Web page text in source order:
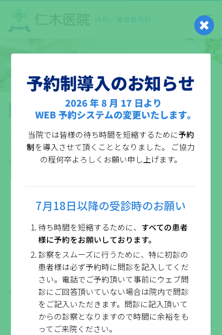
院長交代のお知らせ
2023年02月22日
8月1日より院長が交代し、診察は全ての時間帯を仁木俊
てきたこともあり、
この度現役を引退させて頂くことにしました。
水曜日の夜診とエコー検査を担当しておりました長男俊
一郎医師が、今後は診察
を引き継がせていただきます。
長い間、ありがとうございました。
仁木俊平
当院では皆様の待ち時間を短縮するために予約
制を導入させて頂くこととなりました。
ご協力
の程何卒よろしくお願い申し上げます。
7月18日以降の受診時のお願い
待ち時間を短縮するために、 すべての患者
様に予約をお願いしております。
診察をスムーズに行うために、特に初診の
患者様は必ず予約時に問診を記入してくだ
さい。電話でご予約頂いて事前にウェブ問
診にご回答頂いていない場合は院内で問診
をご記入いただきます。問診に記入頂いて
からの診察となりますので時間に余裕をも
ってご来院ください。